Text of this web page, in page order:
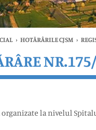
› HOTĂRÂRILE CJSM ›
la nivelul